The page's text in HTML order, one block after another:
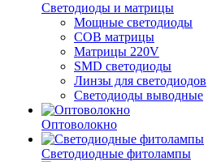
Светодиоды и матрицы
Мощные светодиоды
COB матрицы
Матрицы 220V
SMD светодиоды
Линзы для светодиодов
Светодиоды выводные
Оптоволокно
Светодиодные фитолампы